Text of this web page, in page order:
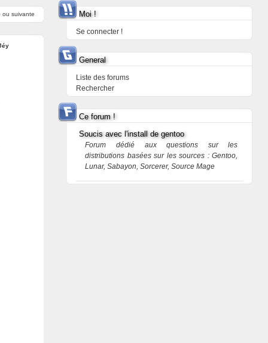
ou suivante Moi !
Se connecter !
General
Liste des forums
Rechercher
Ce forum !
Soucis avec l'install de gentoo
Forum dédié aux questions sur les
distributions basées sur les sources : Gentoo,
Lunar, Sabayon, Sorcerer, Source Mage